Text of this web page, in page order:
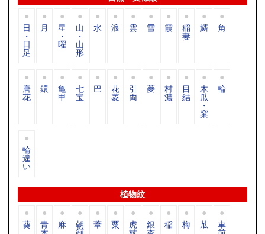
日
・
日
足
月 星
・
曜
山
・
山
形
水 浪 雲 雪 霞 稲
妻
鱗 角
唐
花
鐶 亀
甲
七
宝
巴 花
菱
引
両
菱 村
濃
目
結
木
瓜
・
窠
輪
輪
違
い
植物紋
葵 青 麻 朝 葦 粟 虎 銀 稲 梅 苽 車